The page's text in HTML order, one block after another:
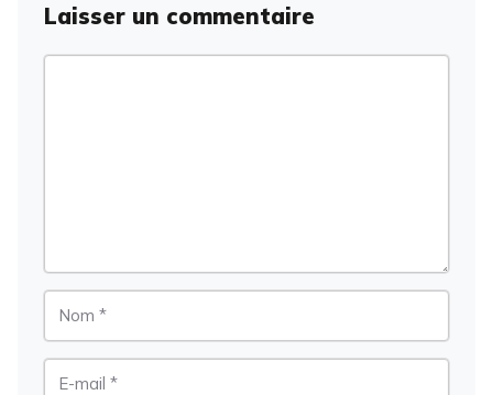
Laisser un commentaire